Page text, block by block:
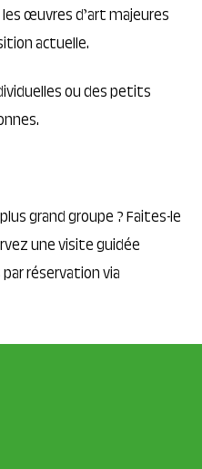
œuvres d’art majeures
actuelle.
ou des petits
grand groupe ? Faites-le
une visite guidée
réservation via